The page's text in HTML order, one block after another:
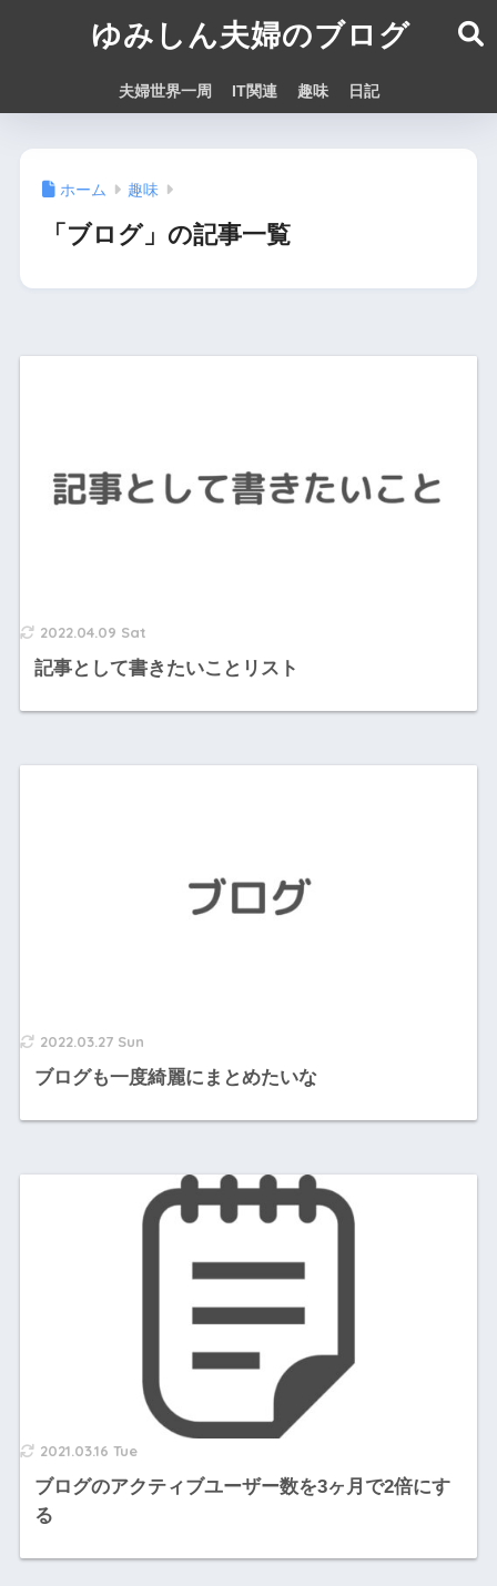
ゆみしん夫婦のブログ
夫婦世界一周 IT関連 趣味 日記
ホーム 趣味
「ブログ」の記事一覧
2022.04.09 Sat
記事として書きたいことリスト
2022.03.27 Sun
ブログも一度綺麗にまとめたいな
2021.03.16 Tue
ブログのアクティブユーザー数を3ヶ月で2倍にす
る